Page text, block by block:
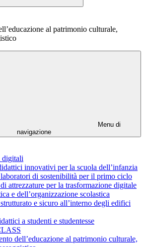
al patrimonio culturale,
Menu di
navigazione
digitali
innovativi per la scuola dell’infanzia
di sostenibilità per il primo ciclo
attrezzature per la trasformazione digitale
e dell’organizzazione scolastica
e sicuro all’interno degli edifici
a studenti e studentesse
dell’educazione al patrimonio culturale,